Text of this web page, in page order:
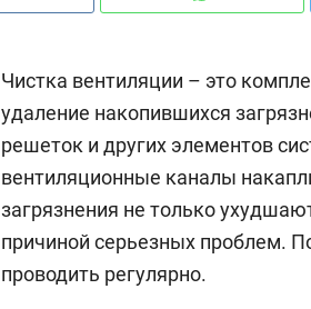
Чистка вентиляции – это
удаление накопившихся
решеток и других элементов
вентиляционные каналы
загрязнения не только
причиной серьезных проблем.
проводить регулярно.